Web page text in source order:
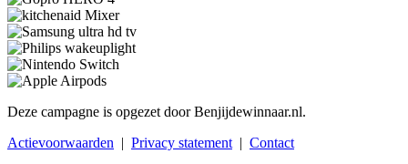
Deze campagne is opgezet door Benjijdewinnaar.nl.
Actievoorwaarden | Privacy statement | Contact